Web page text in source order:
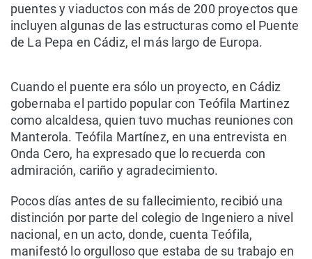
puentes y viaductos con más de 200 proyectos que
incluyen algunas de las estructuras como el Puente
de La Pepa en Cádiz, el más largo de Europa.
Cuando el puente era sólo un proyecto, en Cádiz
gobernaba el partido popular con Teófila Martinez
como alcaldesa, quien tuvo muchas reuniones con
Manterola. Teófila Martínez, en una entrevista en
Onda Cero, ha expresado que lo recuerda con
admiración, cariño y agradecimiento.
Pocos días antes de su fallecimiento, recibió una
distinción por parte del colegio de Ingeniero a nivel
nacional, en un acto, donde, cuenta Teófila,
manifestó lo orgulloso que estaba de su trabajo en